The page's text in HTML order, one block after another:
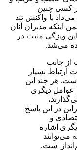
کسی چنین
با واکنش تند
اینکه مدیران آنان
ویژگی مثبت در
می‌شد.
از جانب
ارتباط بسیار
هر چند این
عوامل دیگری
در این پاسخ
و
اشاره
می‌توانند
است.